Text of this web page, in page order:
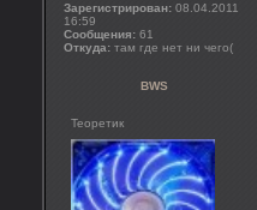
Зарегистрирован: 08.04.2011
16:59
Сообщения: 61
Откуда: там где нет ни чего(
BWS
Теоретик